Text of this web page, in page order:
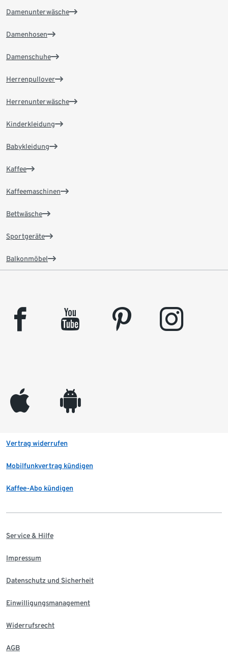
Damenunterwäsche
Damenhosen
Damenschuhe
Herrenpullover
Herrenunterwäsche
Kinderkleidung
Babykleidung
Kaffee
Kaffeemaschinen
Bettwäsche
Sportgeräte
Balkonmöbel
facebook youtube pinterest instagram
appleinc android
Vertrag widerrufen
Mobilfunkvertrag kündigen
Kaffee-Abo kündigen
Service & Hilfe
Impressum
Datenschutz und Sicherheit
Einwilligungsmanagement
Widerrufsrecht
AGB